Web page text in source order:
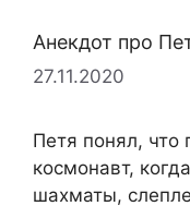
Анекдот про
27.11.2020
Петя понял, что
космонавт,
шахматы,